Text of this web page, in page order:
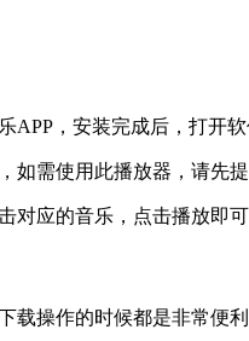
APP，安装完成后，打开软
如需使用此播放器，请先提
对应的音乐，点击播放即可
载操作的时候都是非常便利